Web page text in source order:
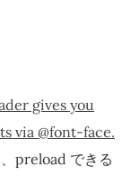
gives you
via @font-face.
preload できる